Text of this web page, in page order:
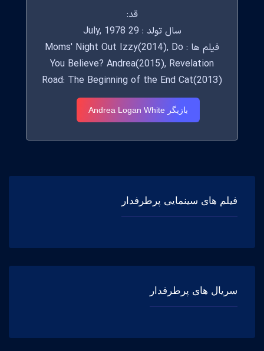
فیلم های سینمایی پرطرفدار
سریال های پرطرفدار
قد:
سال تولد : 29 July, 1978
فیلم ها : Moms' Night Out Izzy(2014), Do
You Believe? Andrea(2015), Revelation
Road: The Beginning of the End Cat(2013)
بازیگر Andrea Logan White